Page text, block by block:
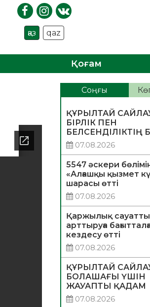
қаз qaz
Қоғам
Соңғы
ҚҰРЫЛТАЙ
БІРЛІК ПЕН
БЕЛСЕНДІЛІКТІҢ
07.08.2026
5547 әскери
«Алғашқы қызмет
шарасы өтті
07.08.2026
Қаржылық
арттыруға
кездесу өтті
07.08.2026
ҚҰРЫЛТАЙ
БОЛАШАҒЫ ҮШІН
ЖАУАПТЫ ҚАДАМ
07.08.2026